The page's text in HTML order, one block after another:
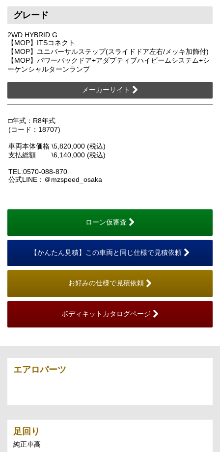
グレード
2WD HYBRID G
【MOP】ITSコネクト
【MOP】ユニバーサルステップ(スライドドア左右/メッキ加飾付)
【MOP】パワーバックドア+アダプティブハイビームシステム+シ
ーケンシャルターンランプ
メーカーサイト
□年式：R8年式
(コード：18707)
車両本体価格 \5,820,000 (税込)
支払総額 \6,140,000 (税込)
TEL:0570-088-870
公式LINE：＠mzspeed_osaka
ローン仮審査
【かんたん見積】この車両と同じ仕様で見積依頼
お好みの仕様で見積依頼
ボディキットカタログページ
エアロパーツ
足回り
純正車高